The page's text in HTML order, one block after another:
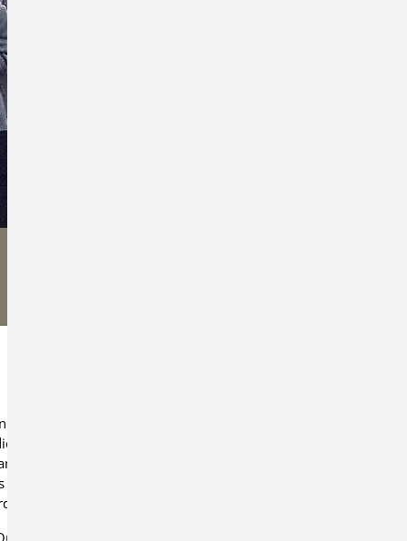
Ostalbkreis e.V. veranstaltete am Samstag,
diesjährigen Wertungsspiele in der
Die Veranstaltung fand im Rahmen des
Zimmerbach und des
Durlangen statt.